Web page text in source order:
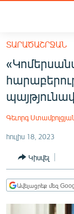
հիմնական
բովանդակությանը
Անցնել
հիմնական
մենյուին
ՀԱՅԱՍՏԱՆ
ՔԱՂԱՔԱԿԱՆ
ՏՆՏԵՍՈՒԹՅՈՒՆ
ՂԱՐԱԲԱՂ
ՏԱՐԱԾԱՇՐՋԱՆ
Գեւորգ
հուլիս 18, 2023
Կիսվել
Ավելացրեք մեզ